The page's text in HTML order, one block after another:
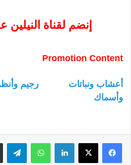
إنضم لقناة
Promotion Content
أعشاب ونباتات رجيم
وأسماك
لينكدإن واتساب